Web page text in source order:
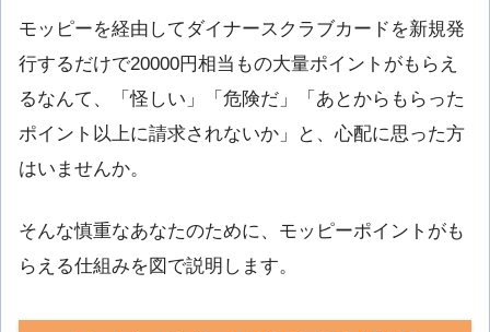
モッピーを経由してダイナースクラブカードを新規発
行するだけで20000円相当もの大量ポイントがもらえ
るなんて、「怪しい」「危険だ」「あとからもらった
ポイント以上に請求されないか」と、心配に思った方
はいませんか。
そんな慎重なあなたのために、モッピーポイントがも
らえる仕組みを図で説明します。